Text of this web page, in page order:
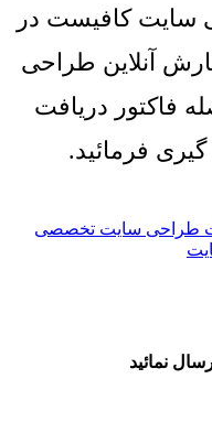
سایت کافیست در
آنلاین طراحی
فاکتور دریافت
فرمائید.
طراحی سایت تخصصی
نمائید